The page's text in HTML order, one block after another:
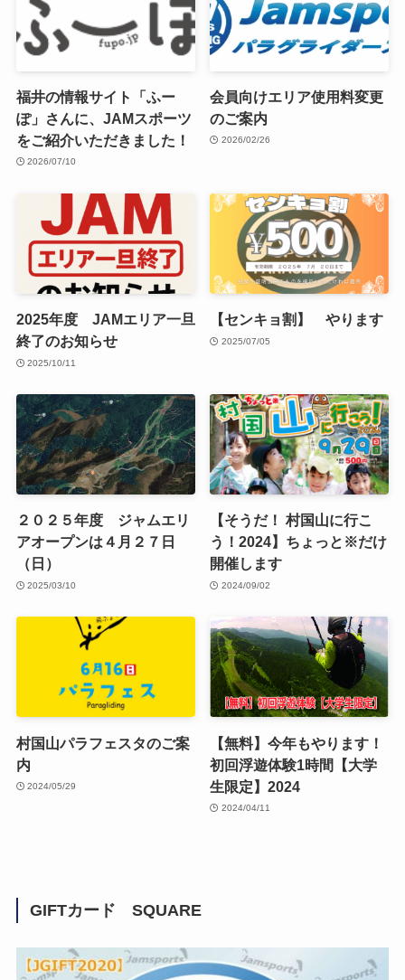
福井の情報サイト「ふー
ぽ」さんに、JAMスポーツ
をご紹介いただきました！
2026/07/10
会員向けエリア使用料変更
のご案内
2026/02/26
2025年度 JAMエリア一旦
終了のお知らせ
2025/10/11
【センキョ割】 やります
2025/07/05
２０２５年度 ジャムエリ
アオープンは４月２７日
（日）
2025/03/10
【そうだ！ 村国山に行こ
う！2024】ちょっと※だけ
開催します
2024/09/02
村国山パラフェスタのご案
内
2024/05/29
【無料】今年もやります！
初回浮遊体験1時間【大学
生限定】2024
2024/04/11
GIFTカード SQUARE